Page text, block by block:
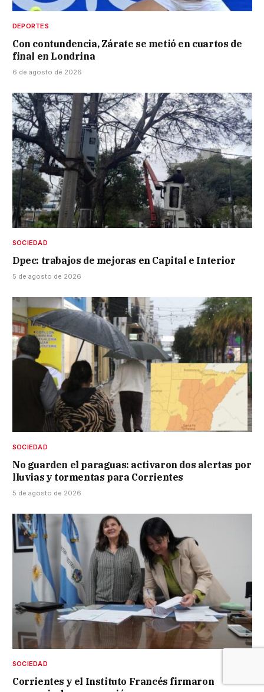
DEPORTES
Con contundencia, Zárate se metió en cuartos de
final en Londrina
6 de agosto de 2026
SOCIEDAD
Dpec: trabajos de mejoras en Capital e Interior
5 de agosto de 2026
SOCIEDAD
No guarden el paraguas: activaron dos alertas por
lluvias y tormentas para Corrientes
5 de agosto de 2026
SOCIEDAD
Corrientes y el Instituto Francés firmaron